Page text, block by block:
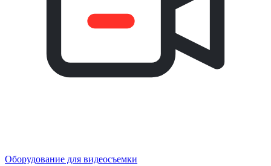
Оборудование для видеосъемки